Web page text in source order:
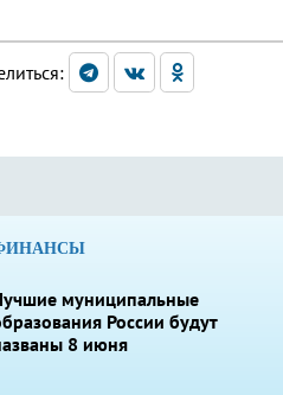
муниципальные
России будут
8 июня